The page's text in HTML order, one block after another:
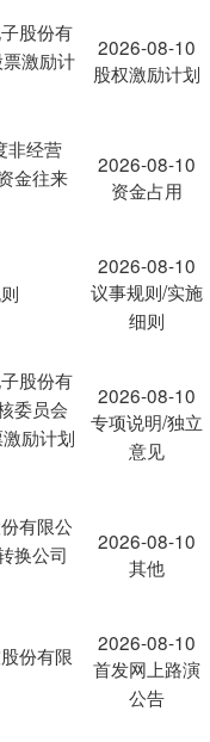
股份有
激励计
2026-08-10
股权激励计划
非经营
金往来
2026-08-10
资金占用
2026-08-10
议事规则/实施
细则
股份有
委员会
励计划
2026-08-10
专项说明/独立
意见
有限公
换公司
2026-08-10
其他
份有限
2026-08-10
首发网上路演
公告